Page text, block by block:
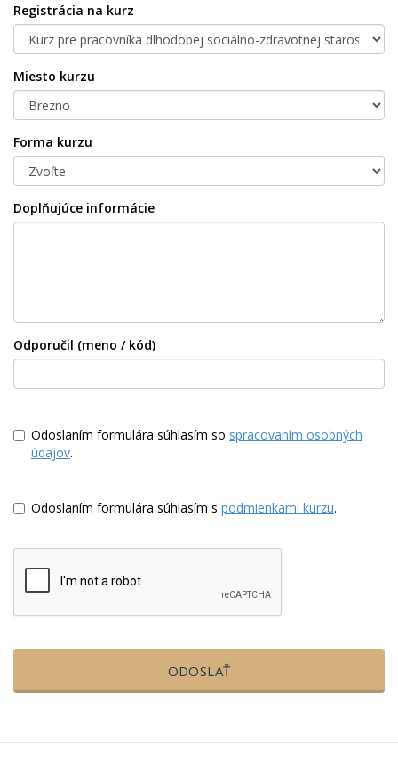
Registrácia na kurz
Miesto kurzu
Forma kurzu
Doplňujúce informácie
Odporučil (meno / kód)
Odoslaním formulára súhlasím so spracovaním osobných
údajov.
Odoslaním formulára súhlasím s podmienkami kurzu.
ODOSLAŤ